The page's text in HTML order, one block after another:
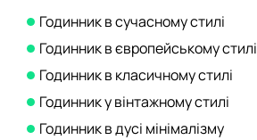
Годинник в сучасному стилі
Годинник в європейському стилі
Годинник в класичному стилі
Годинник у вінтажному стилі
Годинник в дусі мінімалізму